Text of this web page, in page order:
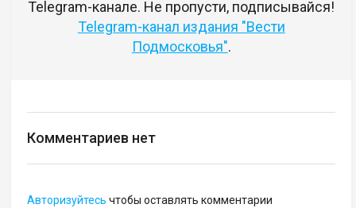
Telegram-канале. Не пропусти, подписывайся!
Telegram-канал издания "Вести
Подмосковья".
Комментариев нет
Авторизуйтесь чтобы оставлять комментарии